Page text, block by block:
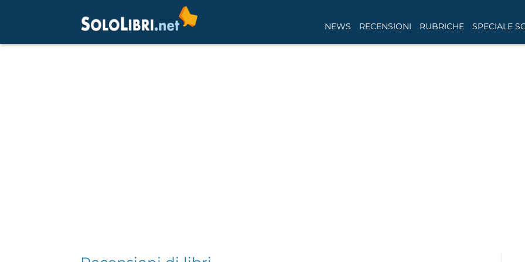
NEWS RECENSIONI RUBRICHE SPECIALE